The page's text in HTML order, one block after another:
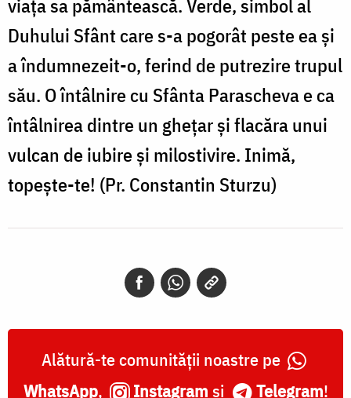
viața sa pământească. Verde, simbol al
Duhului Sfânt care s-a pogorât peste ea și
a îndumnezeit-o, ferind de putrezire trupul
său. O întâlnire cu Sfânta Parascheva e ca
întâlnirea dintre un ghețar și flacăra unui
vulcan de iubire și milostivire. Inimă,
topește-te! (Pr. Constantin Sturzu)
Alătură-te comunității noastre pe
WhatsApp, Instagram și Telegram!